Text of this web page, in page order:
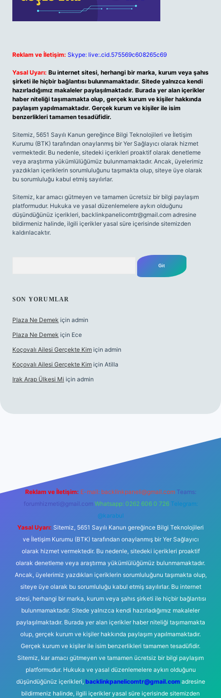
Reklam ve İletişim: Skype: live:.cid.575569c608265c69
Yasal Uyarı: Bu internet sitesi, herhangi bir marka, kurum veya şahıs
şirketi ile hiçbir bağlantısı bulunmamaktadır. Sitede yalnızca kendi
hazırladığımız makaleler paylaşılmaktadır. Burada yer alan içerikler
haber niteliği taşımamakta olup, gerçek kurum ve kişiler hakkında
paylaşım yapılmamaktadır. Gerçek kurum ve kişiler ile isim
benzerlikleri tamamen tesadüfidir.
Sitemiz, 5651 Sayılı Kanun gereğince Bilgi Teknolojileri ve İletişim
Kurumu (BTK) tarafından onaylanmış bir Yer Sağlayıcı olarak hizmet
vermektedir. Bu nedenle, sitedeki içerikleri proaktif olarak denetleme
veya araştırma yükümlülüğümüz bulunmamaktadır. Ancak, üyelerimiz
yazdıkları içeriklerin sorumluluğunu taşımakta olup, siteye üye olarak
bu sorumluluğu kabul etmiş sayılırlar.
Sitemiz, kar amacı gütmeyen ve tamamen ücretsiz bir bilgi paylaşım
platformudur. Hukuka ve yasal düzenlemelere aykırı olduğunu
düşündüğünüz içerikleri, backlinkpanelicomtr@gmail.com adresine
bildirmeniz halinde, ilgili içerikler yasal süre içerisinde sitemizden
kaldırılacaktır.
SON YORUMLAR
Plaza Ne Demek için admin
Plaza Ne Demek için Ece
Koçovalı Ailesi Gerçekte Kim için admin
Koçovalı Ailesi Gerçekte Kim için Atilla
Irak Arap Ülkesi Mi için admin
Reklam ve İletişim: E-mail: backlinkpaneli@gmail.com Teams:
forumhizmeti@gmail.com Whatsapp: 0262 606 0 726 Telegram:
@karabul
Yasal Uyarı: Sitemiz, 5651 Sayılı Kanun gereğince Bilgi Teknolojileri
ve İletişim Kurumu (BTK) tarafından onaylanmış bir Yer Sağlayıcı
olarak hizmet vermektedir. Bu nedenle, sitedeki içerikleri proaktif
olarak denetleme veya araştırma yükümlülüğümüz bulunmamaktadır.
Ancak, üyelerimiz yazdıkları içeriklerin sorumluluğunu taşımakta olup,
siteye üye olarak bu sorumluluğu kabul etmiş sayılırlar. Bu internet
sitesi, herhangi bir marka, kurum veya şahıs şirketi ile hiçbir bağlantısı
bulunmamaktadır. Sitede yalnızca kendi hazırladığımız makaleler
paylaşılmaktadır. Burada yer alan içerikler haber niteliği taşımamakta
olup, gerçek kurum ve kişiler hakkında paylaşım yapılmamaktadır.
Gerçek kurum ve kişiler ile isim benzerlikleri tamamen tesadüfidir.
Sitemiz, kar amacı gütmeyen ve tamamen ücretsiz bir bilgi paylaşım
platformudur. Hukuka ve yasal düzenlemelere aykırı olduğunu
düşündüğünüz içerikleri, backlinkpanelicomtr@gmail.comadresine
bildirmeniz halinde, ilgili içerikler yasal süre içerisinde sitemizden